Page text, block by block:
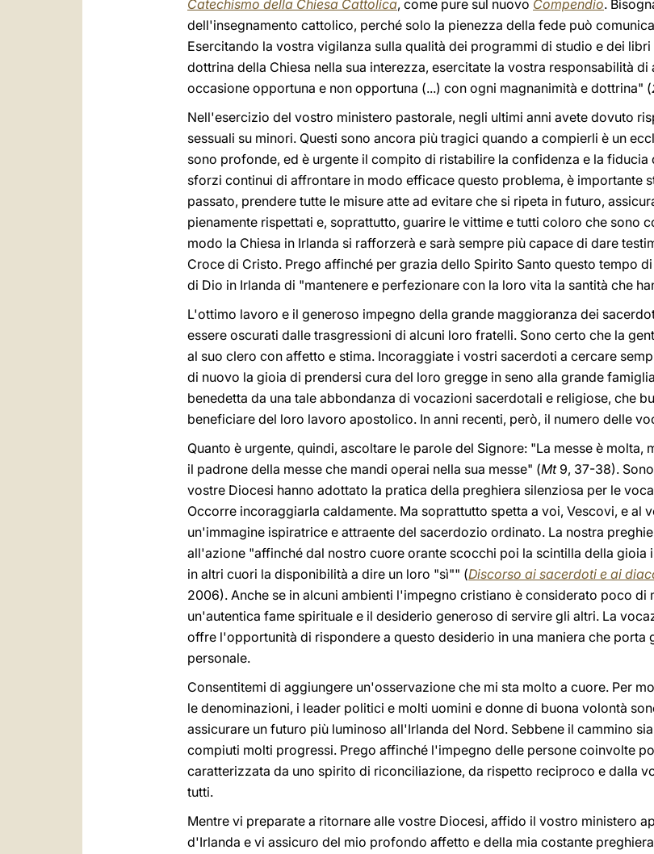
Catechismo della Chiesa Cattolica, come pure sul nuovo Compendio.
dell'insegnamento cattolico, perché solo la pienezza della fede può
Esercitando la vostra vigilanza sulla qualità dei programmi di studio e dei
dottrina della Chiesa nella sua interezza, esercitate la vostra responsabilità
occasione opportuna e non opportuna (...) con ogni magnanimità e dottrina" (
Nell'esercizio del vostro ministero pastorale, negli ultimi anni avete dovuto
sessuali su minori. Questi sono ancora più tragici quando a compierli è un
sono profonde, ed è urgente il compito di ristabilire la confidenza e la fiducia
sforzi continui di affrontare in modo efficace questo problema, è importante
passato, prendere tutte le misure atte ad evitare che si ripeta in futuro,
pienamente rispettati e, soprattutto, guarire le vittime e tutti coloro che sono
modo la Chiesa in Irlanda si rafforzerà e sarà sempre più capace di dare
Croce di Cristo. Prego affinché per grazia dello Spirito Santo questo tempo
di Dio in Irlanda di "mantenere e perfezionare con la loro vita la santità che
L'ottimo lavoro e il generoso impegno della grande maggioranza dei
essere oscurati dalle trasgressioni di alcuni loro fratelli. Sono certo che la
al suo clero con affetto e stima. Incoraggiate i vostri sacerdoti a cercare
di nuovo la gioia di prendersi cura del loro gregge in seno alla grande
benedetta da una tale abbondanza di vocazioni sacerdotali e religiose, che
beneficiare del loro lavoro apostolico. In anni recenti, però, il numero delle
Quanto è urgente, quindi, ascoltare le parole del Signore: "La messe è
il padrone della messe che mandi operai nella sua messe" (Mt9, 37-38).
vostre Diocesi hanno adottato la pratica della preghiera silenziosa per le
Occorre incoraggiarla caldamente. Ma soprattutto spetta a voi, Vescovi, e al
un'immagine ispiratrice e attraente del sacerdozio ordinato. La nostra
all'azione "affinché dal nostro cuore orante scocchi poi la scintilla della gioia
in altri cuori la disponibilità a dire un loro "sì"" (Discorso ai sacerdoti e ai
2006). Anche se in alcuni ambienti l'impegno cristiano è considerato poco
un'autentica fame spirituale e il desiderio generoso di servire gli altri. La
offre l'opportunità di rispondere a questo desiderio in una maniera che
personale.
Consentitemi di aggiungere un'osservazione che mi sta molto a cuore. Per
le denominazioni, i leader politici e molti uomini e donne di buona volontà
assicurare un futuro più luminoso all'Irlanda del Nord. Sebbene il cammino
compiuti molti progressi. Prego affinché l'impegno delle persone coinvolte
caratterizzata da uno spirito di riconciliazione, da rispetto reciproco e dalla
tutti.
Mentre vi preparate a ritornare alle vostre Diocesi, affido il vostro ministero
d'Irlanda e vi assicuro del mio profondo affetto e della mia costante